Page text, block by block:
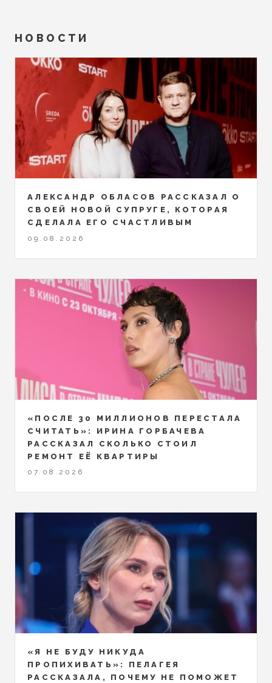
НОВОСТИ
АЛЕКСАНДР ОБЛАСОВ РАССКАЗАЛ О
СВОЕЙ НОВОЙ СУПРУГЕ, КОТОРАЯ
СДЕЛАЛА ЕГО СЧАСТЛИВЫМ
09.08.2026
«ПОСЛЕ 30 МИЛЛИОНОВ ПЕРЕСТАЛА
СЧИТАТЬ»: ИРИНА ГОРБАЧЕВА
РАССКАЗАЛ СКОЛЬКО СТОИЛ
РЕМОНТ ЕЁ КВАРТИРЫ
07.08.2026
«Я НЕ БУДУ НИКУДА
ПРОПИХИВАТЬ»: ПЕЛАГЕЯ
РАССКАЗАЛА, ПОЧЕМУ НЕ ПОМОЖЕТ